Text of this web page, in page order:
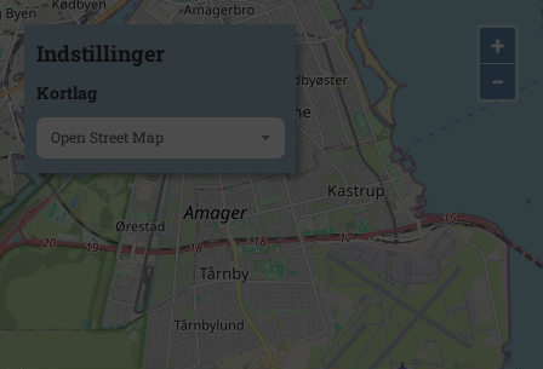
+
−
Indstillinger
Kortlag
Open Street Map